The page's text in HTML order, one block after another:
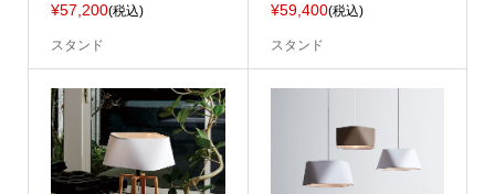
¥57,200(税込)
スタンド
¥59,400(税込)
スタンド